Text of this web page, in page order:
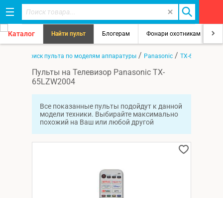
Каталог Найти пульт Блогерам Фонари охотникам
Поиск пульта по моделям аппаратуры / Panasonic / TX-65LZW2004
Пульты на Телевизор Panasonic TX-
65LZW2004
Все показанные пульты подойдут к данной
модели техники. Выбирайте максимально
похожий на Ваш или любой другой